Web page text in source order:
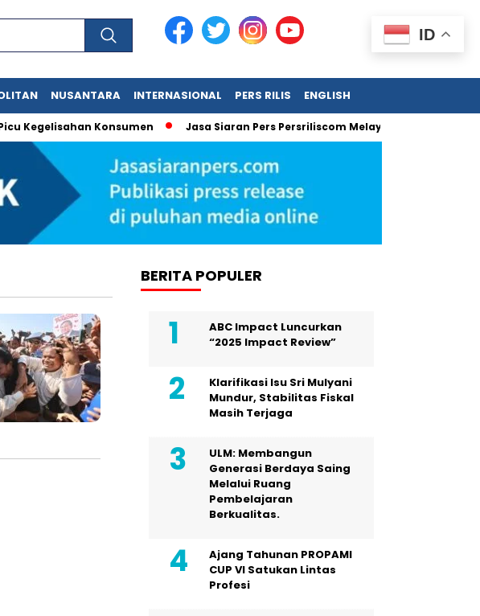
NUSANTARA INTERNASIONAL PERS RILIS ENGLISH
Konsumen Jasa Siaran Pers Persriliscom Melayani Publikasi ke
BERITA POPULER
ABC Impact Luncurkan
“2025 Impact Review”
Klarifikasi Isu Sri Mulyani
Mundur, Stabilitas Fiskal
Masih Terjaga
ULM: Membangun
Generasi Berdaya Saing
Melalui Ruang
Pembelajaran
Berkualitas.
Ajang Tahunan PROPAMI
CUP VI Satukan Lintas
Profesi
ID